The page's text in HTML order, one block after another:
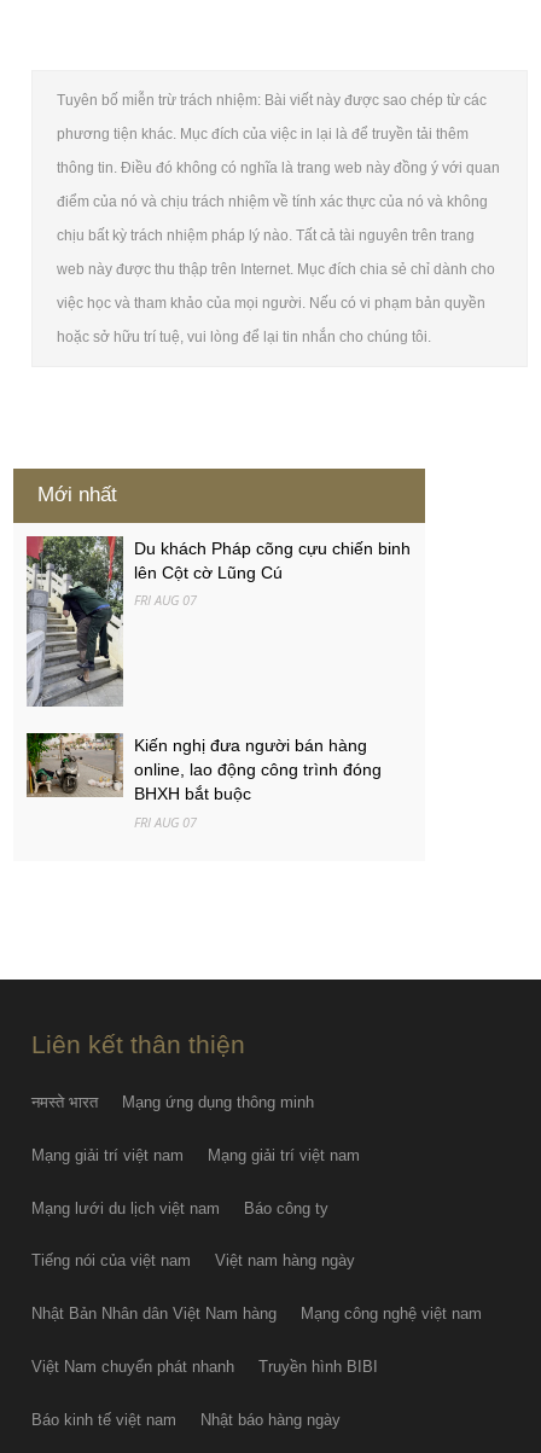
Tuyên bố miễn trừ trách nhiệm: Bài viết này được sao chép từ các
phương tiện khác. Mục đích của việc in lại là để truyền tải thêm
thông tin. Điều đó không có nghĩa là trang web này đồng ý với quan
điểm của nó và chịu trách nhiệm về tính xác thực của nó và không
chịu bất kỳ trách nhiệm pháp lý nào. Tất cả tài nguyên trên trang
web này được thu thập trên Internet. Mục đích chia sẻ chỉ dành cho
việc học và tham khảo của mọi người. Nếu có vi phạm bản quyền
hoặc sở hữu trí tuệ, vui lòng để lại tin nhắn cho chúng tôi.
Mới nhất
Du khách Pháp cõng cựu chiến binh
lên Cột cờ Lũng Cú
FRI AUG 07
Kiến nghị đưa người bán hàng
online, lao động công trình đóng
BHXH bắt buộc
FRI AUG 07
PGS.TS Hà Đình Đức qua đời
Liên kết thân thiện
नमस्ते भारत Mạng ứng dụng thông minh
Mạng giải trí việt nam Mạng giải trí việt nam
Mạng lưới du lịch việt nam Báo công ty
Tiếng nói của việt nam Việt nam hàng ngày
Nhật Bản Nhân dân Việt Nam hàng Mạng công nghệ việt nam
Việt Nam chuyển phát nhanh Truyền hình BIBI
Báo kinh tế việt nam Nhật báo hàng ngày